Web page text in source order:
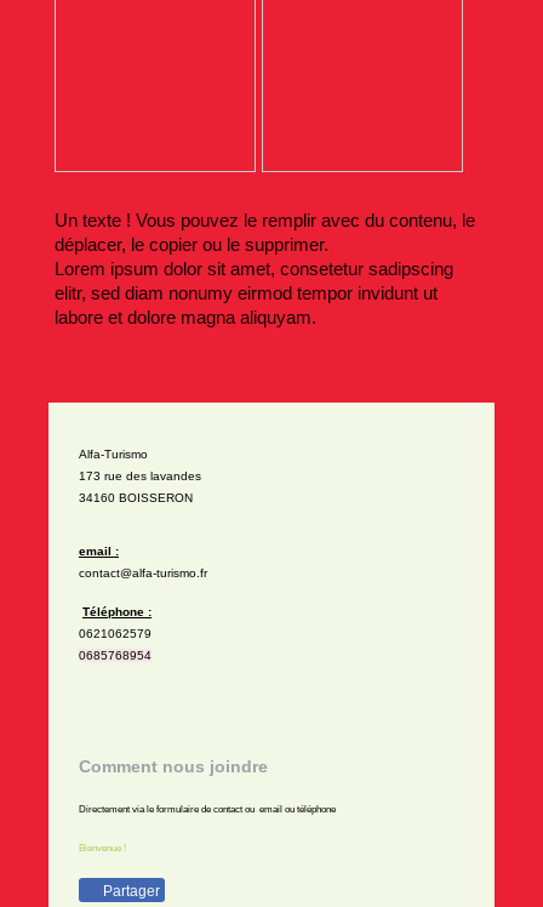
Un texte ! Vous pouvez le remplir avec du contenu, le
déplacer, le copier ou le supprimer.
Lorem ipsum dolor sit amet, consetetur sadipscing
elitr, sed diam nonumy eirmod tempor invidunt ut
labore et dolore magna aliquyam.
Alfa-Turismo
173 rue des lavandes
34160 BOISSERON
email :
contact@alfa-turismo.fr
Téléphone :
0621062579
0685768954
Comment nous joindre
Directement via le formulaire de contact ou email ou téléphone
Bienvenue !
Partager